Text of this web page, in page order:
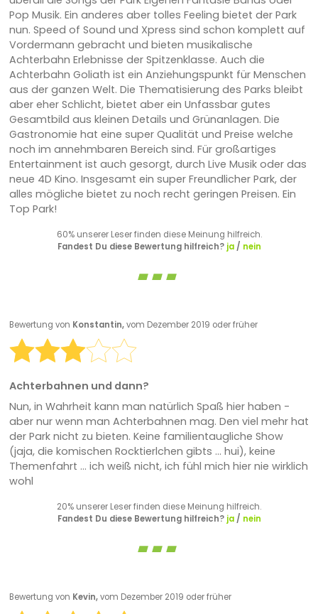
Pop Musik. Ein anderes aber tolles Feeling bietet der Park
nun. Speed of Sound und Xpress sind schon komplett auf
Vordermann gebracht und bieten musikalische
Achterbahn Erlebnisse der Spitzenklasse. Auch die
Achterbahn Goliath ist ein Anziehungspunkt für Menschen
aus der ganzen Welt. Die Thematisierung des Parks bleibt
aber eher Schlicht, bietet aber ein Unfassbar gutes
Gesamtbild aus kleinen Details und Grünanlagen. Die
Gastronomie hat eine super Qualität und Preise welche
noch im annehmbaren Bereich sind. Für großartiges
Entertainment ist auch gesorgt, durch Live Musik oder das
neue 4D Kino. Insgesamt ein super Freundlicher Park, der
alles mögliche bietet zu noch recht geringen Preisen. Ein
Top Park!
60% unserer Leser finden diese Meinung hilfreich.
Fandest Du diese Bewertung hilfreich? ja/ nein
Bewertung von Konstantin,vom Dezember 2019 oder früher
Achterbahnen und dann?
Nun, in Wahrheit kann man natürlich Spaß hier haben -
aber nur wenn man Achterbahnen mag. Den viel mehr hat
der Park nicht zu bieten. Keine familientaugliche Show
(jaja, die komischen Rocktierlchen gibts ... hui), keine
Themenfahrt ... ich weiß nicht, ich fühl mich hier nie wirklich
wohl
20% unserer Leser finden diese Meinung hilfreich.
Fandest Du diese Bewertung hilfreich? ja/ nein
Bewertung von Kevin,vom Dezember 2019 oder früher